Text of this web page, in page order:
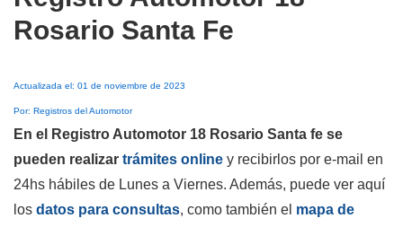
Rosario Santa Fe
Actualizada el: 01 de noviembre de 2023
Por: Registros del Automotor
En el Registro Automotor 18 Rosario Santa fe se
pueden realizar trámites online y recibirlos por e-mail en
24hs hábiles de Lunes a Viernes. Además, puede ver aquí
los datos para consultas, como también el mapa de